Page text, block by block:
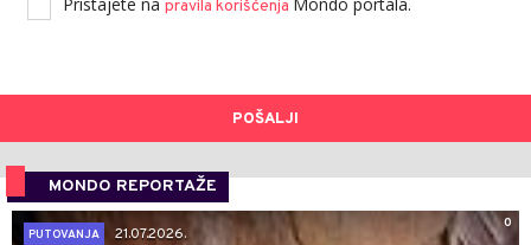
pravila korišćenja
POŠALJI
MONDO REPORTAŽE
0
PUTOVANJA
21.07.2026.